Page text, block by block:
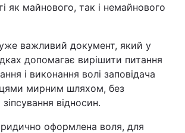
як майнового, так і немайнового
важливий документ, який у
допомагає вирішити питання
і виконання волі заповідача
мирним шляхом, без
відносин.
оформлена воля, для